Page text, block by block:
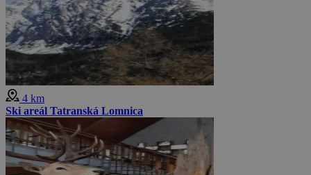
4 km
Ski areál Tatranská Lomnica